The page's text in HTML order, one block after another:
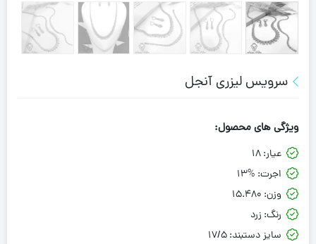
سرویس لیزری آنجل
ویژگی های محصول:
عیار:18
اجرت: 13%
وزن: 15.480
رنگ: زرد
سایز دستبند:17/5